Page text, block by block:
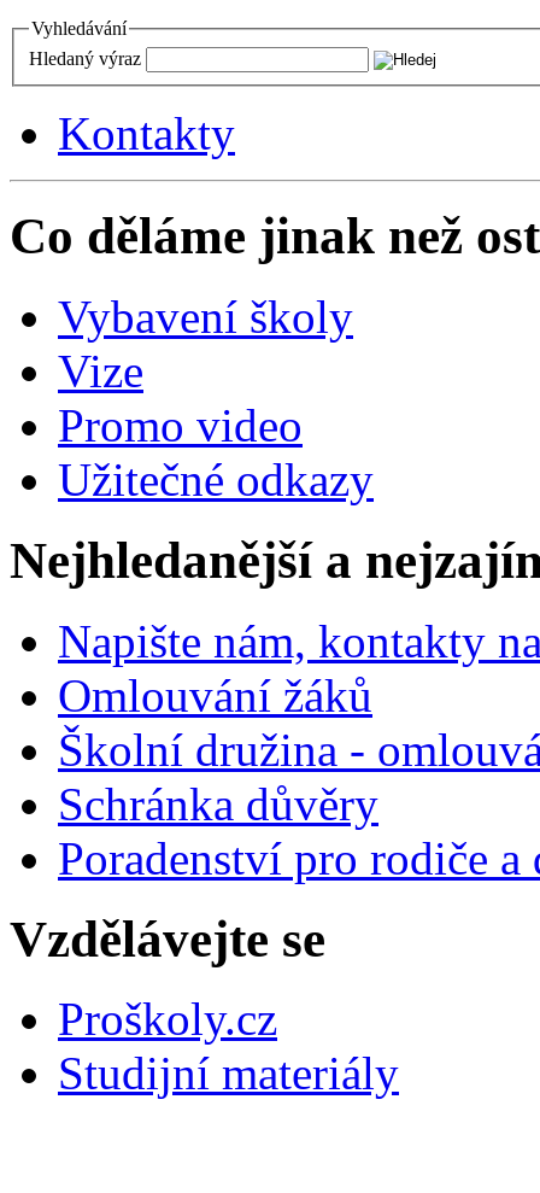
Vyhledávání
Hledaný výraz
Kontakty
Co děláme jinak než
Vybavení školy
Vize
Promo video
Užitečné odkazy
Nejhledanější a
Napište nám, kontakty
Omlouvání žáků
Školní družina -
Schránka důvěry
Poradenství pro rodiče
Vzdělávejte se
Proškoly.cz
Studijní materiály